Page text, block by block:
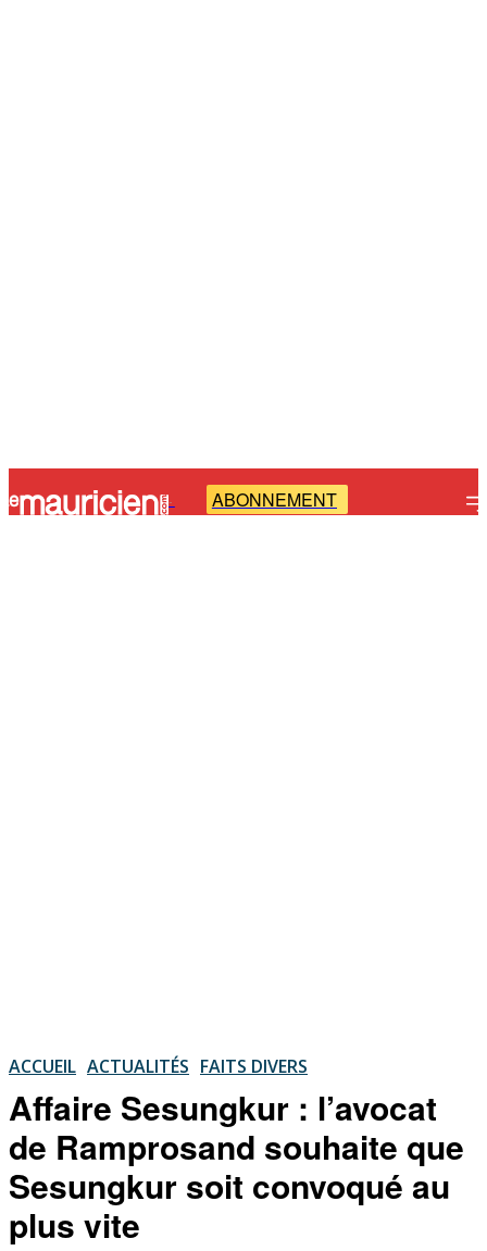
- ABONNEMENT
ACCUEIL ACTUALITÉS FAITS DIVERS
Affaire Sesungkur : l’avocat
de Ramprosand souhaite que
Sesungkur soit convoqué au
plus vite